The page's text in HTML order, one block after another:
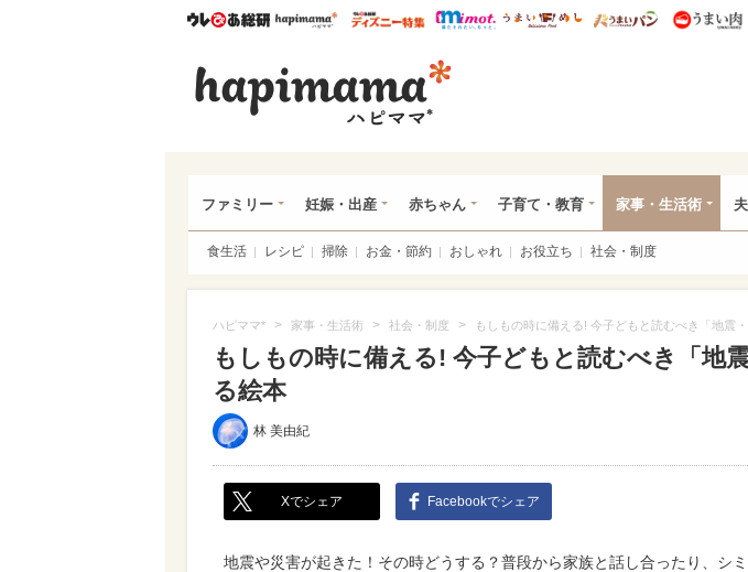
ウレぴあ総研ハピママ* ウレぴあ総研 ディズニー特集
mimot. うまいめし うまいパン
ファミリー 妊娠・出産 赤ちゃん 子育て・教育 家事・生活術
食生活 レシピ 掃除 お金・節約 おしゃれ お役立ち 社会・制度
ハピママ* > 家事・生活術 > 社会・制度 > もしもの時に備える! 今子どもと読むべき「地震
もしもの時に備える! 今子どもと読むべき「地
る絵本
林 美由紀
Xでシェア Facebookでシェア
地震や災害が起きた！その時どうする？普段から家族と話し合ったり、シ